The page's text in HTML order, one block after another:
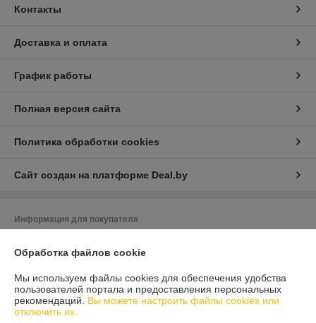
Контакты
Доставка и оплата
График работы
Полная версия сайта
Политика обработки cookies
Сайт создан на платформе Deal.by
Информация для покупателя
предприниматель Гранюк Вячеслав Олегович
220033, г.Минск, ул.Стрелковая, 7-1
Регистрационный номер ЕГР: 191802688
УНП: 191802688
Обработка файлов cookie
Мы используем файлы cookies для обеспечения удобства
пользователей портала и предоставления персональных
рекомендаций. Вы можете настроить файлы cookies или
отключить их.